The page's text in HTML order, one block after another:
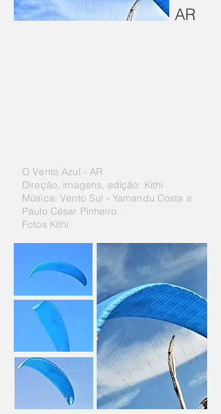
AR
O Vento Azul - AR
Direção, imagens, edição: Kithi
Música: Vento Sul - Yamandu Costa e
Paulo César Pinheiro.
Fotos Kithi